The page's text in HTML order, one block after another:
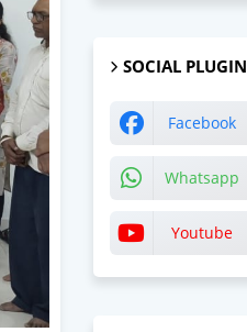
SOCIAL PLUGIN
Facebook
Whatsapp
Youtube